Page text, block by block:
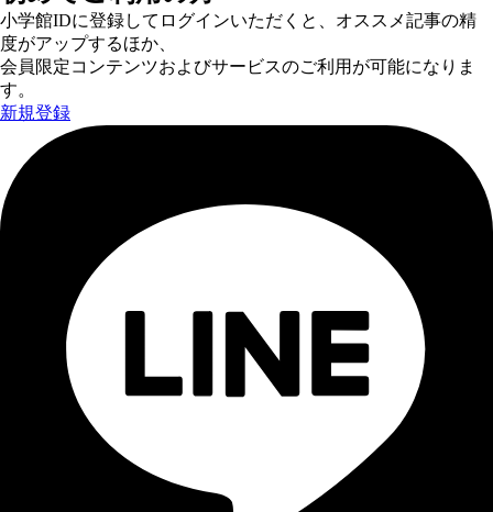
小学館IDに登録してログインいただくと、オススメ記事の精
度がアップするほか、
会員限定コンテンツおよびサービスのご利用が可能になりま
す。
新規登録